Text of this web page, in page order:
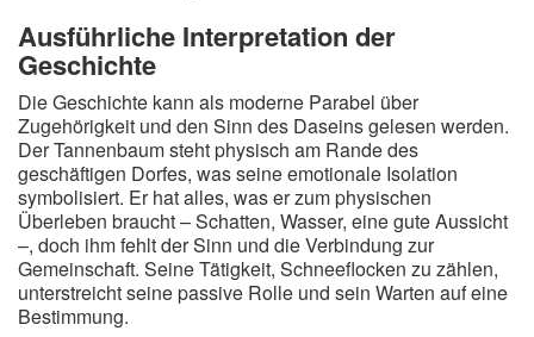
Ausführliche Interpretation der
Geschichte
Die Geschichte kann als moderne Parabel über
Zugehörigkeit und den Sinn des Daseins gelesen werden.
Der Tannenbaum steht physisch am Rande des
geschäftigen Dorfes, was seine emotionale Isolation
symbolisiert. Er hat alles, was er zum physischen
Überleben braucht – Schatten, Wasser, eine gute Aussicht
–, doch ihm fehlt der Sinn und die Verbindung zur
Gemeinschaft. Seine Tätigkeit, Schneeflocken zu zählen,
unterstreicht seine passive Rolle und sein Warten auf eine
Bestimmung.